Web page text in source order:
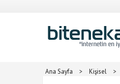
Ana Sayfa > Kişisel >